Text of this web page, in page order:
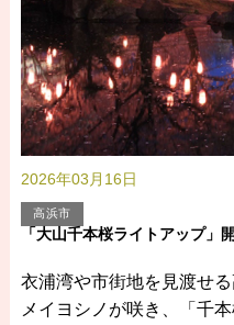
2026年03月16日
高浜市
「大山千本桜ライトアップ」
衣浦湾や市街地を見渡せ
メイヨシノが咲き、「千